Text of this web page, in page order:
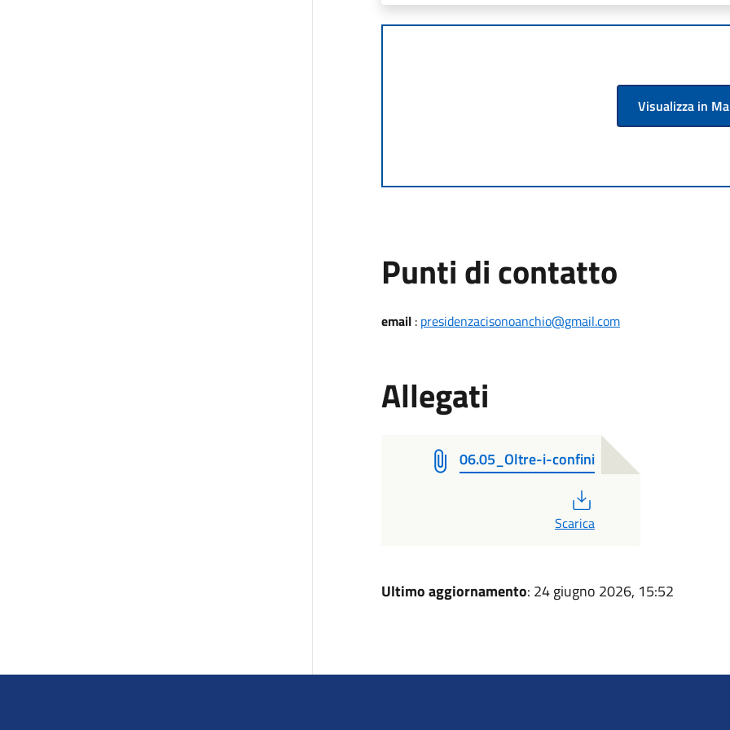
Visualizza in
Punti di contatto
email: presidenzacisonoanchio@gmail.com
Allegati
06.05_Oltre-i-confini
Scarica
Ultimo aggiornamento: 24 giugno 2026, 15:52